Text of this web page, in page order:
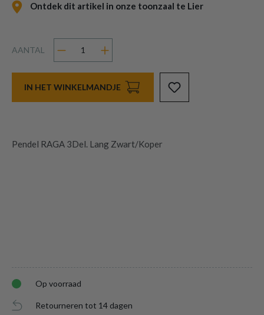
Ontdek dit artikel in onze toonzaal te Lier
AANTAL
IN HET WINKELMANDJE
Pendel RAGA 3Del. Lang Zwart/Koper
Op voorraad
Retourneren tot 14 dagen